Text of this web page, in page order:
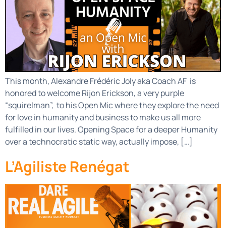
This month, Alexandre Frédéric Joly aka Coach AF is
honored to welcome Rijon Erickson, a very purple
“squirelman”, to his Open Mic where they explore the need
for love in humanity and business to make us all more
fulfilled in our lives. Opening Space for a deeper Humanity
over a technocratic static way, actually impose, […]
L’Agiliste Renégat